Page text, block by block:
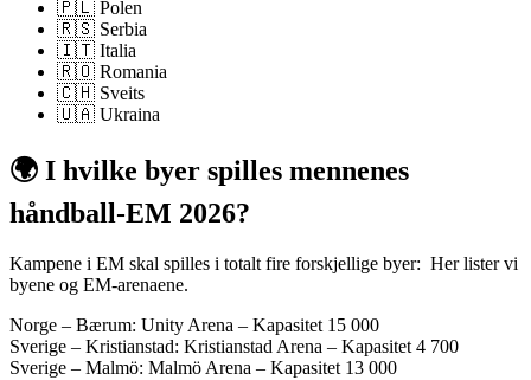
🇵🇱 Polen
🇷🇸 Serbia
🇮🇹 Italia
🇷🇴 Romania
🇨🇭 Sveits
🇺🇦 Ukraina
🌍 I hvilke byer spilles mennenes
håndball-EM 2026?
Kampene i EM skal spilles i totalt fire forskjellige byer: Her lister vi
byene og EM-arenaene.
Norge – Bærum: Unity Arena – Kapasitet 15 000
Sverige – Kristianstad: Kristianstad Arena – Kapasitet 4 700
Sverige – Malmö: Malmö Arena – Kapasitet 13 000